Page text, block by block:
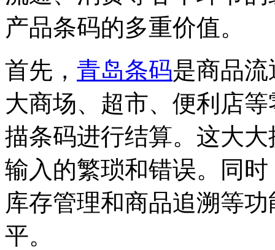
产品条码的多重价值。
首先， 青岛条码是商品流
大商场、超市、便利店
描条码进行结算。这大
输入的繁琐和错误。同
库存管理和商品追溯等
平。